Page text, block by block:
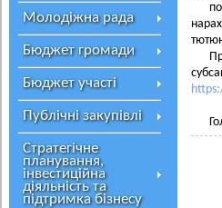
Молодіжна рада
Бюджет громади
Бюджет участі
Публічні закупівлі
Стратегічне
планування,
інвестиційна
діяльність та
підтримка бізнесу